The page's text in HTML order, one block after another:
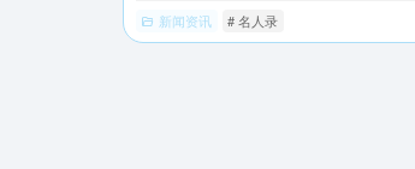
新闻资讯 # 名人录